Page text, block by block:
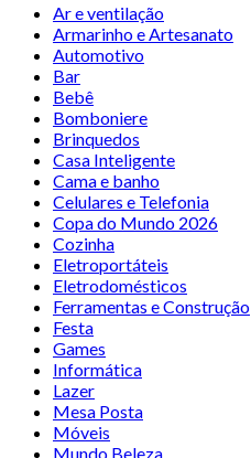
Ar e ventilação
Armarinho e Artesanato
Automotivo
Bar
Bebê
Bomboniere
Brinquedos
Casa Inteligente
Cama e banho
Celulares e Telefonia
Copa do Mundo 2026
Cozinha
Eletroportáteis
Eletrodomésticos
Ferramentas e Construção
Festa
Games
Informática
Lazer
Mesa Posta
Móveis
Mundo Beleza